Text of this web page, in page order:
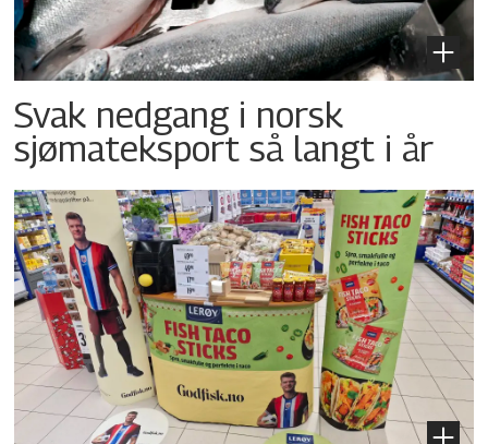
Svak nedgang i norsk
sjømateksport så langt i år